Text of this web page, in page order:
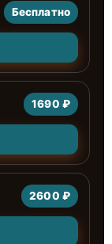
Бесплатно
1690 ₽
2600 ₽